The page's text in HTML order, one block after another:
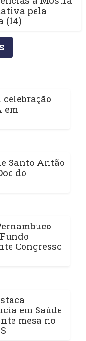
pela
(14)
celebração
em
Santo Antão
do
Congresso
em Saúde
mesa no